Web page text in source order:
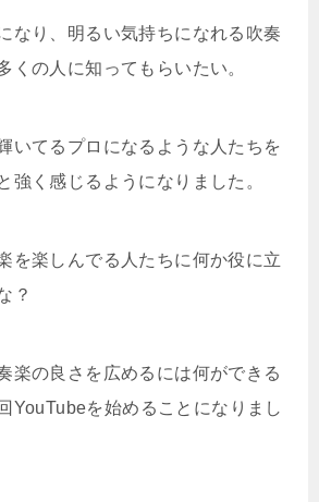
なり、明るい気持ちになれる吹奏
くの人に知ってもらいたい。
いてるプロになるような人たちを
強く感じるようになりました。
を楽しんでる人たちに何か役に立
？
楽の良さを広めるには何ができる
YouTubeを始めることになりまし